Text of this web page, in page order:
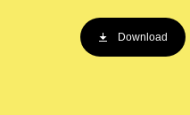
Download